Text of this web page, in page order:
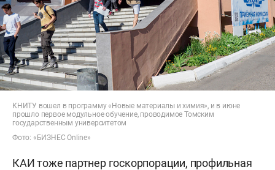
КНИТУ вошел в программу «Новые материалы и химия», и в июне
прошло первое модульное обучение, проводимое Томским
государственным университетом
Фото: «БИЗНЕС Online»
КАИ тоже партнер госкорпорации, профильная